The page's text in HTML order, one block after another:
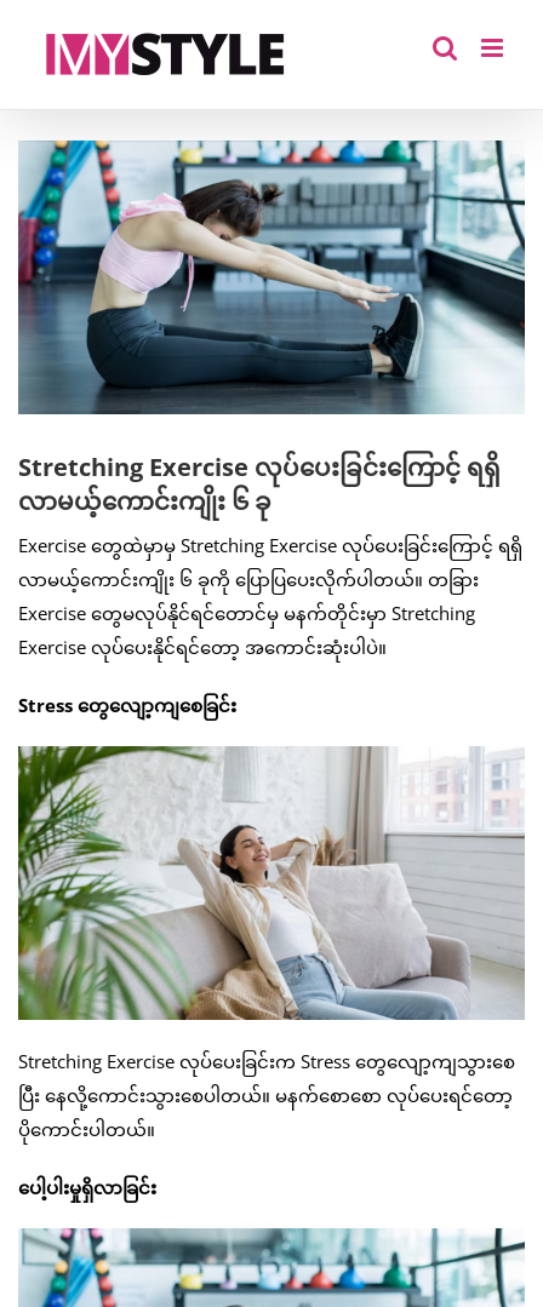
View
Larger
Image
Stretching Exercise လုပ်ပေးခြင်းကြောင့် ရရှိ
လာမယ့်ကောင်းကျိုး ၆ ခု
Exercise တွေထဲမှာမှ Stretching Exercise လုပ်ပေးခြင်းကြောင့် ရရှိ
လာမယ့်ကောင်းကျိုး ၆ ခုကို ပြောပြပေးလိုက်ပါတယ်။ တခြား
Exercise တွေမလုပ်နိုင်ရင်တောင်မှ မနက်တိုင်းမှာ Stretching
Exercise လုပ်ပေးနိုင်ရင်တော့ အကောင်းဆုံးပါပဲ။
Stress တွေလျော့ကျစေခြင်း
Stretching Exercise လုပ်ပေးခြင်းက Stress တွေလျော့ကျသွားစေ
ပြီး နေလို့ကောင်းသွားစေပါတယ်။ မနက်စောစော လုပ်ပေးရင်တော့
ပိုကောင်းပါတယ်။
ပေါ့ပါးမှုရှိလာခြင်း